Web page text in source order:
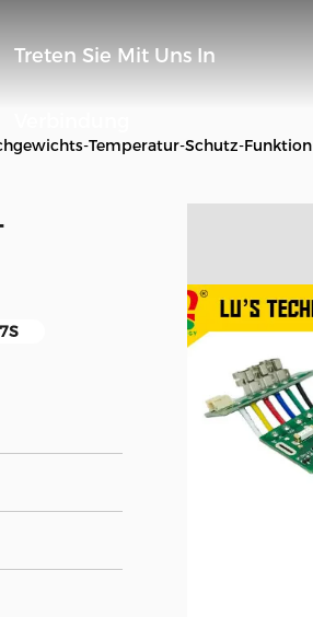
Treten Sie Mit Uns In
Temperatur-Schutz-Funktion